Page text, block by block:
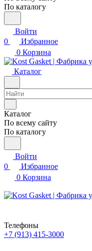
По каталогу
Войти
0
Избранное
0 Корзина
Каталог
Каталог
По всему сайту
По каталогу
Войти
0
Избранное
0 Корзина
Телефоны
+7 (913) 415-3000